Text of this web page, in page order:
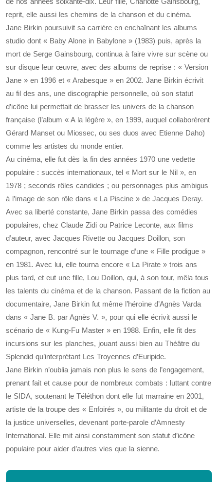
reprit, elle aussi les chemins de la chanson et du cinéma.
Jane Birkin poursuivit sa carrière en enchaînant les albums
studio dont « Baby Alone in Babylone » (1983) puis, après la
mort de Serge Gainsbourg, continua à faire vivre sur scène ou
sur disque leur œuvre, avec des albums de reprise : « Version
Jane » en 1996 et « Arabesque » en 2002. Jane Birkin écrivit
au fil des ans, une discographie personnelle, où son statut
d’icône lui permettait de brasser les univers de la chanson
française (l’album « A la légère », en 1999, auquel collaborèrent
Gérard Manset ou Miossec, ou ses duos avec Etienne Daho)
comme les artistes du monde entier.
Au cinéma, elle fut dès la fin des années 1970 une vedette
populaire : succès internationaux, tel « Mort sur le Nil », en
1978 ; seconds rôles candides ; ou personnages plus ambigus
à l’image de son rôle dans « La Piscine » de Jacques Deray.
Avec sa liberté constante, Jane Birkin passa des comédies
populaires, chez Claude Zidi ou Patrice Leconte, aux films
d’auteur, avec Jacques Rivette ou Jacques Doillon, son
compagnon, rencontré sur le tournage d’une « Fille prodigue »
en 1981. Avec lui, elle tourna encore « La Pirate » trois ans
plus tard, et eut une fille, Lou Doillon, qui, à son tour, mêla tous
les talents du cinéma et de la chanson. Passant de la fiction au
documentaire, Jane Birkin fut même l’héroïne d’Agnès Varda
dans « Jane B. par Agnès V. », pour qui elle écrivit aussi le
scénario de « Kung-Fu Master » en 1988. Enfin, elle fit des
incursions sur les planches, jouant aussi bien au Théâtre du
Splendid qu’interprétant Les Troyennes d’Euripide.
Jane Birkin n’oublia jamais non plus le sens de l’engagement,
prenant fait et cause pour de nombreux combats : luttant contre
le SIDA, soutenant le Téléthon dont elle fut marraine en 2001,
artiste de la troupe des « Enfoirés », ou militante du droit et de
la justice universelles, devenant porte-parole d’Amnesty
International. Elle mit ainsi constamment son statut d’icône
populaire pour aider d’autres vies que la sienne.